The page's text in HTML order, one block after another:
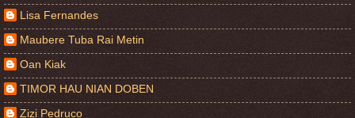
Lisa Fernandes
Maubere Tuba Rai Metin
Oan Kiak
TIMOR HAU NIAN DOBEN
Zizi Pedruco